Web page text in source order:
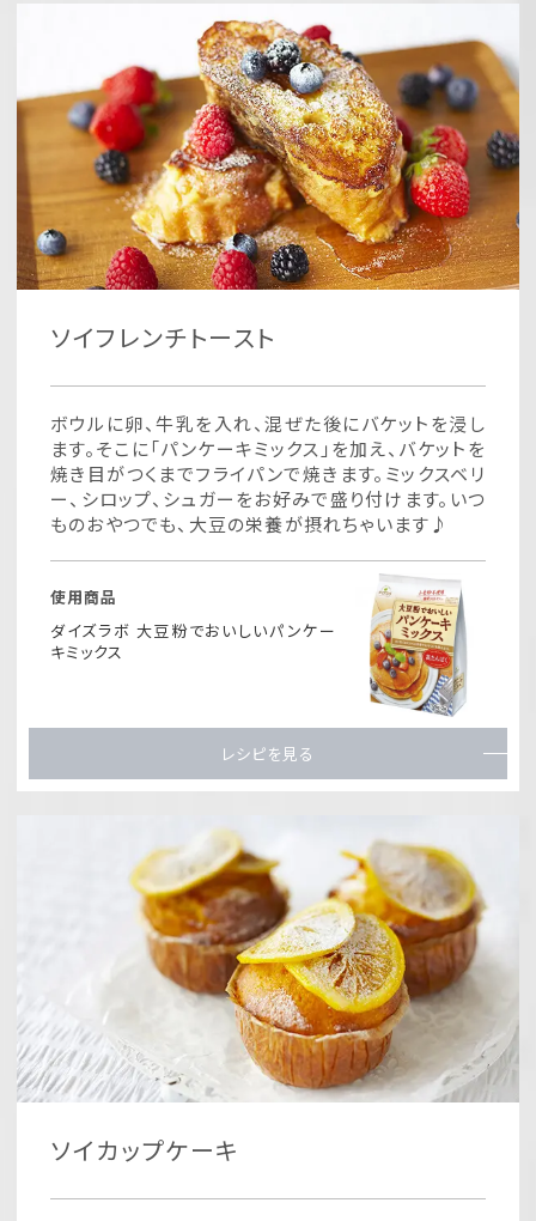
ソイフレンチトースト
ボウルに卵、牛乳を入れ、混ぜた後にバケットを浸し
ます。そこに「パンケーキミックス」を加え、バケットを
焼き目がつくまでフライパンで焼きます。ミックスベリ
ー、シロップ、シュガーをお好みで盛り付けます。いつ
ものおやつでも、大豆の栄養が摂れちゃいます♪
使用商品
ダイズラボ 大豆粉でおいしいパンケー
キミックス
レシピを見る
ソイカップケーキ